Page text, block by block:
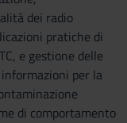
dei radio
pratiche di
e gestione delle
per la
di comportamento